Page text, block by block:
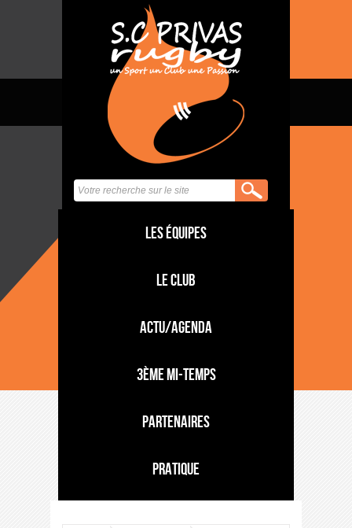
Les équipes
Le club
Actu/Agenda
3ème mi-temps
Partenaires
Pratique